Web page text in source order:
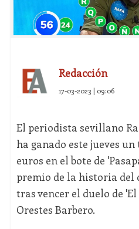
Redacción
17-03-2023 | 09:06
El periodista sevillano
ha ganado este jueves un
euros en el bote de
premio de la historia del
tras vencer el duelo de
Orestes Barbero.